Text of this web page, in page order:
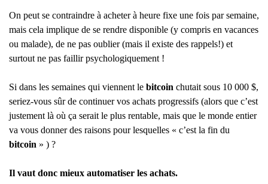
On peut se contraindre à acheter à heure fixe une fois par semaine,
mais cela implique de se rendre disponible (y compris en vacances
ou malade), de ne pas oublier (mais il existe des rappels!) et
surtout ne pas faillir psychologiquement !
Si dans les semaines qui viennent le bitcoin chutait sous 10 000 $,
seriez-vous sûr de continuer vos achats progressifs (alors que c’est
justement là où ça serait le plus rentable, mais que le monde entier
va vous donner des raisons pour lesquelles « c’est la fin du
bitcoin » ) ?
Il vaut donc mieux automatiser les achats.